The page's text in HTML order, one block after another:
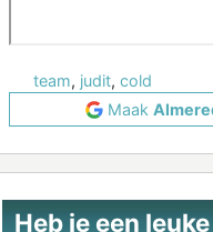
team, judit, cold
Maak
Heb je een